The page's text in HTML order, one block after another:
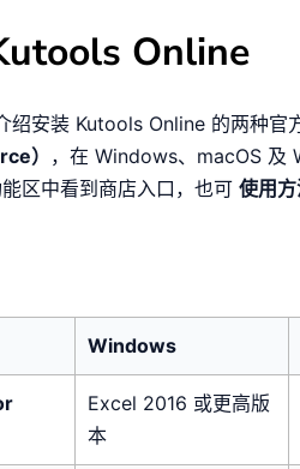
Online
绍安装 Kutools Online 的两种官
） ，在 Windows、macOS 及
区中看到商店入口，也可 使用方
Windows
Excel 2016 或更高版
本